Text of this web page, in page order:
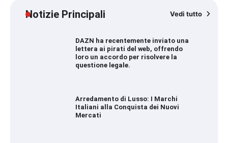
Notizie Principali Vedi tutto
DAZN ha recentemente inviato una
lettera ai pirati del web, offrendo
loro un accordo per risolvere la
questione legale.
Arredamento di Lusso: I Marchi
Italiani alla Conquista dei Nuovi
Mercati